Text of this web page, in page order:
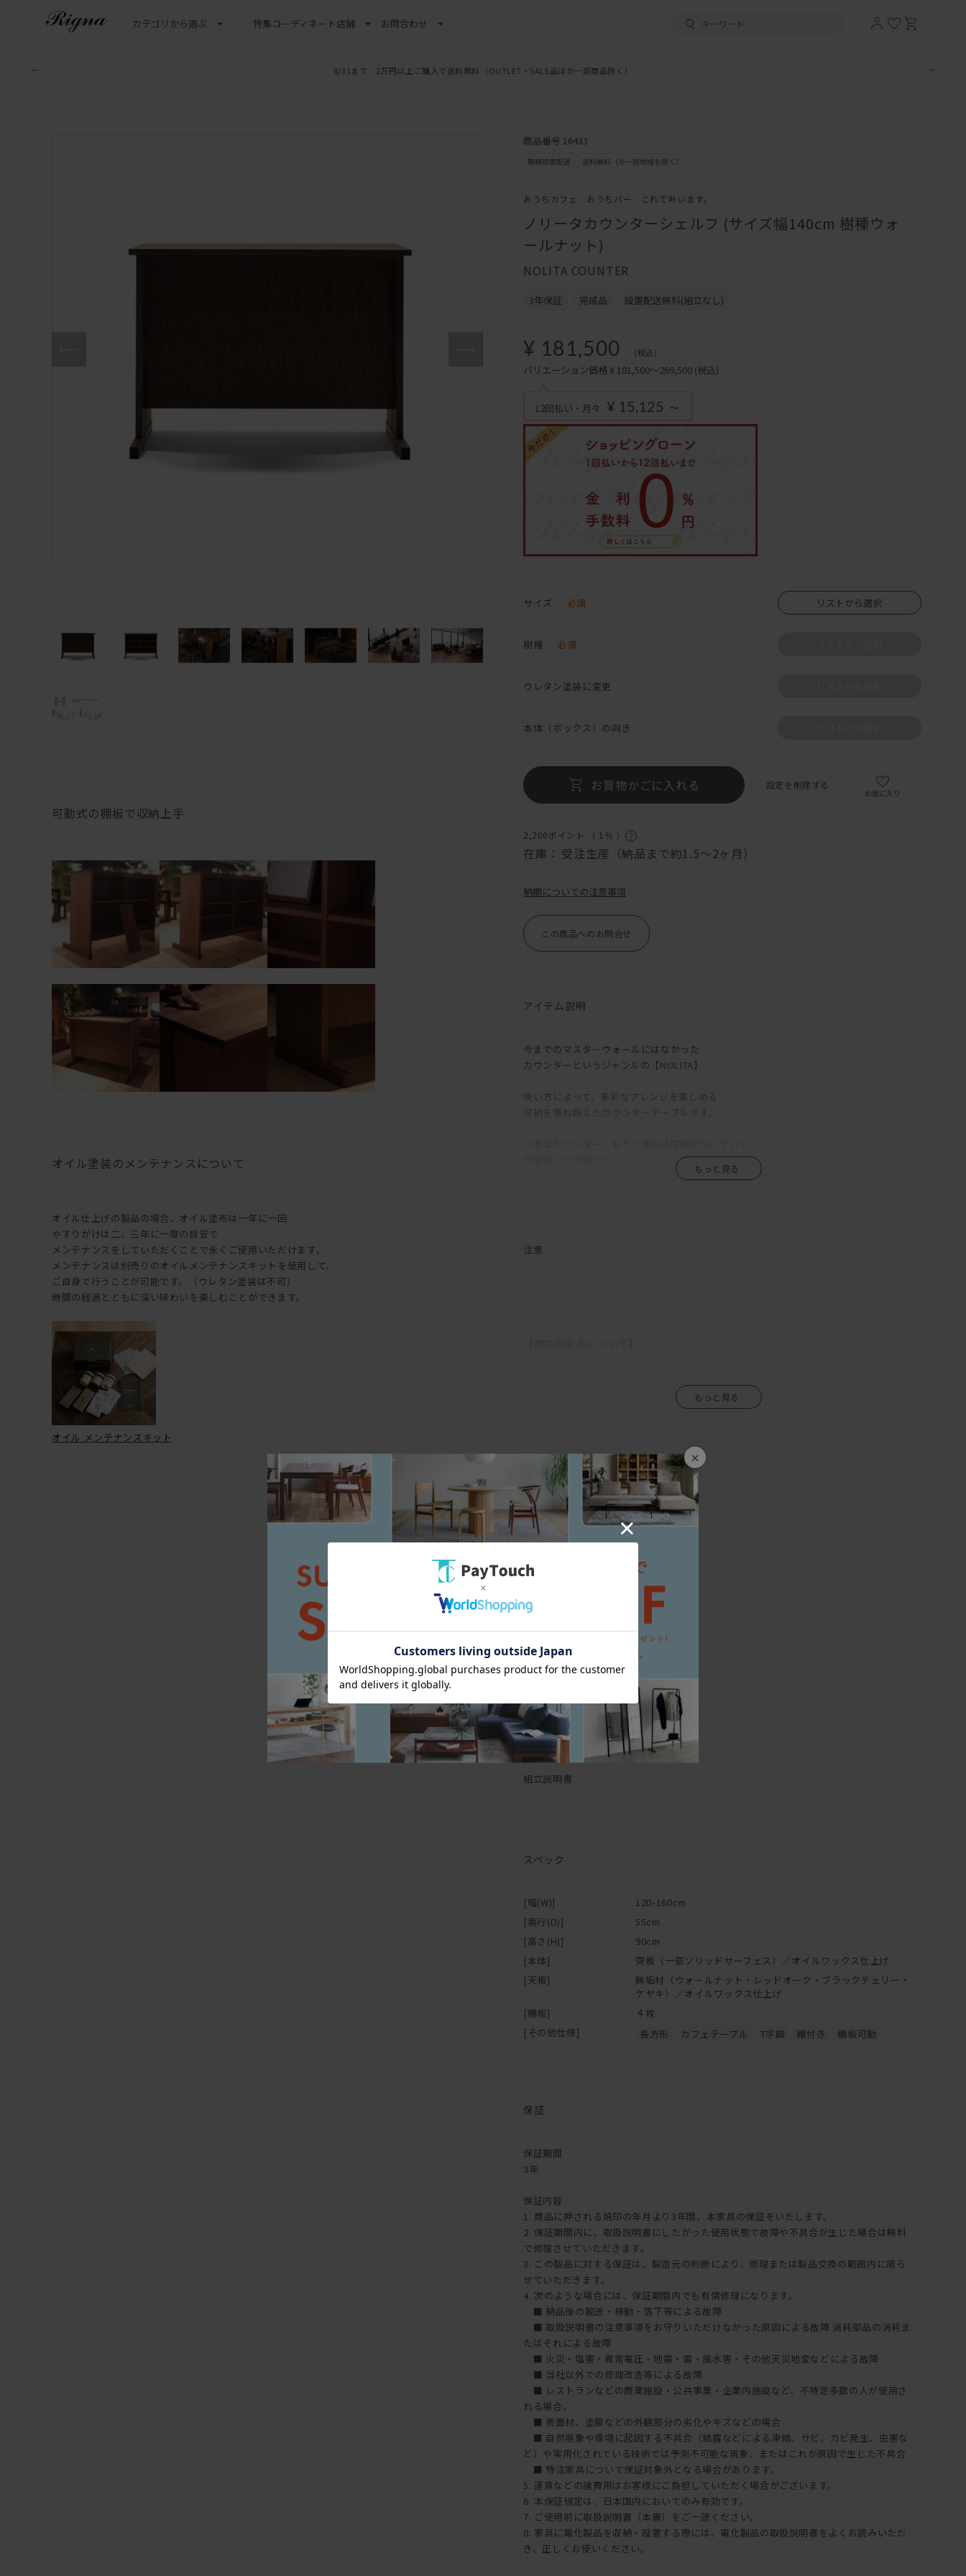
カテゴリから選ぶ 特集コーディネート店舗 お問合わせ
×
LINE新規追加でクーポンプレゼント
8/31まで 2万円以上ご購入で送料無料 （OUTLET・SALE品ほか一部商品除く）
可動式の棚板で収納上手
オイル塗装のメンテナンスについて
オイル仕上げの製品の場合、オイル塗布は一年に一回
やすりがけは二、三年に一度の目安で
メンテナンスをしていただくことで永くご使用いただけます。
メンテナンスは別売りのオイルメンテナンスキットを使用して、
ご自身で行うことが可能です。（ウレタン塗装は不可）
時間の経過とともに深い味わいを楽しむことができます。
オイル メンテナンスキット
商品番号 16433
おうちカフェ おうちバー これで叶います。
ノリータカウンターシェルフ (サイズ幅140cm 樹種ウォ
ールナット)
NOLITA COUNTER
3年保証 完成品 設置配送無料(組立なし)
¥ 181,500 (税込)
バリエーション価格 ¥ 181,500～269,500 (税込)
12回払い・月々 ¥ 15,125 ～
サイズ 必須 リストから選択
樹種 必須
ウレタン塗装に変更
本体（ボックス）の向き
お買物かごに入れる 設定を削除する
お気に入り
2,200ポイント （ 1％ ）
在庫： 受注生産（納品まで約1.5～2ヶ月）
納期についての注意事項
この商品へのお問合せ
アイテム説明
今までのマスターウォールにはなかった
カウンターというジャンルの【NOLITA】
使い方によって、多彩なアレンジを楽しめる
棚は可動式となっている為、高さがあるワインボトル等も
ご自宅にバーカウンタースペースなどを作ってみてはいかがでしょうか？
注意
無垢の木は家具になっても生きているので、湿気を吸ったり吐いたりし、伸び縮みをしま
温度や湿度の急激な変化のない場所、乾燥する季節には加湿器などの使用をおすすめし
ます。
エアコンの吹き出し口の近くや直射日光も同様に避けて下さい。
また、高温・多湿の部屋でのご使用は、カビ・ダニが発生し健康を害する原因になりま
すので、部屋の換気を十分にして下さい。
直接硬いものや濡れたもの、熱をもったものを置くと、シミや変色の原因になりますの
でご注意下さい。
【オイル仕上げの家具について】
マスターウォールの家具の大半は無垢材の保護としてオイルを塗布することで、木本来
がもつ自然に近い 風合いや質感を生かした仕上げとなっております。
木の表面に塗膜を作らないため、直射日光による日焼けをしやすく、 傷・水分によるシ
ミがつきやすいことがデメリットと言えます。しかし傷やシミ等は、使い込んでいく中で
の風合い・味わいとも言えます。
普段のお手入れは乾拭きで十分ですが、定期的にオイルを上塗りするメンテナンスを行
えば、木に艶が戻り色はやや濃くなります。同時に傷やシミは目立ちにくくもなります。
三面図
寸法図（上から160・
組立説明書
スペック
[幅(W)]
120-160cm
[奥行(D)]
55cm
[高さ(H)]
90cm
[本体]
突板（一部ソリッドサーフェス）／オイルワックス仕上げ
[天板]
無垢材（ウォールナット・レッドオーク・ブラックチェリー・
ケヤキ）／オイルワックス仕上げ
[棚板]
４枚
[その他仕様]
長方形 カフェテーブル T字脚 棚付き 棚板可動
保証
保証期間
3年
保証内容
1. 商品に押される焼印の年月より3年間、本家具の保証をいたします。
2. 保証期間内に、取扱説明書にしたがった使用状態で故障や不具合が生じた場合は無料
で修理させていただきます。
3. この製品に対する保証は、製造元の判断により、修理または製品交換の範囲内に限ら
せていただきます。
4. 次のような場合には、保証期間内でも有償修理になります。
■ 納品後の輸送・移動・落下等による故障
■ 取扱説明書の注意事項をお守りいただけなかった原因による故障 消耗部品の消耗ま
たはそれによる故障
■ 火災・塩害・異常電圧・地震・雷・風水害・その他天災地変などによる故障
■ 当社以外での修理改造等による故障
■ レストランなどの商業施設・公共事業・企業内施設など、不特定多数の人が使用さ
れる場合。
■ 表面材、塗膜などの外観部分の劣化やキズなどの場合
■ 自然現象や環境に起因する不具合（結露などによる凍結、サビ、カビ発生、虫害な
ど）や実用化されている技術では予測不可能な現象、またはこれが原因で生じた不具合
■ 特注家具について保証対象外となる場合があります。
5. 運賃などの諸費用はお客様にご負担していただく場合がございます。
6. 本保証規定は、日本国内においてのみ有効です。
7. ご使用前に取扱説明書（本書）をご一読ください。
8. 家具に電化製品を収納・設置する際には、電化製品の取扱説明書をよくお読みいただ
き、正しくお使いください。